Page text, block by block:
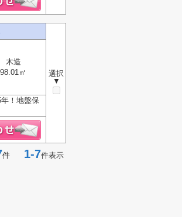
選択
▼
木造
98.01㎡
！地盤保
件 1-7件表示